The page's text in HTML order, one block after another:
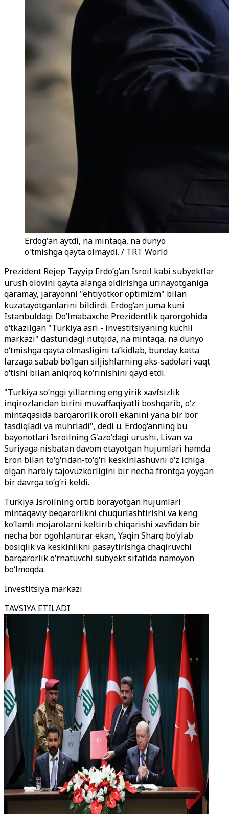
Erdog'an aytdi, na mintaqa, na dunyo
o'tmishga qayta olmaydi. / TRT World
Prezident Rejep Tayyip Erdo’g’an Isroil kabi subyektlar
urush olovini qayta alanga oldirishga urinayotganiga
qaramay, jarayonni "ehtiyotkor optimizm" bilan
kuzatayotganlarini bildirdi. Erdog‘an juma kuni
Istanbuldagi Do’lmabaxche Prezidentlik qarorgohida
o‘tkazilgan "Turkiya asri - investitsiyaning kuchli
markazi" dasturidagi nutqida, na mintaqa, na dunyo
o‘tmishga qayta olmasligini ta’kidlab, bunday katta
larzaga sabab bo‘lgan siljishlarning aks-sadolari vaqt
o‘tishi bilan aniqroq ko‘rinishini qayd etdi.
"Turkiya so‘nggi yillarning eng yirik xavfsizlik
inqirozlaridan birini muvaffaqiyatli boshqarib, o‘z
mintaqasida barqarorlik oroli ekanini yana bir bor
tasdiqladi va muhrladi", dedi u. Erdog‘anning bu
bayonotlari Isroilning G'azo'dagi urushi, Livan va
Suriyaga nisbatan davom etayotgan hujumlari hamda
Eron bilan to‘g‘ridan-to‘g‘ri keskinlashuvni o‘z ichiga
olgan harbiy tajovuzkorligini bir necha frontga yoygan
bir davrga to‘g‘ri keldi.
Turkiya Isroilning ortib borayotgan hujumlari
mintaqaviy beqarorlikni chuqurlashtirishi va keng
ko‘lamli mojarolarni keltirib chiqarishi xavfidan bir
necha bor ogohlantirar ekan, Yaqin Sharq bo‘ylab
bosiqlik va keskinlikni pasaytirishga chaqiruvchi
barqarorlik o‘rnatuvchi subyekt sifatida namoyon
bo‘lmoqda.
Investitsiya markazi
TAVSIYA ETILADI